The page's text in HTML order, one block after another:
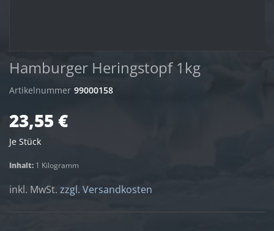
Hamburger Heringstopf 1kg
Artikelnummer 99000158
23,55 €
Je Stück
Inhalt: 1 Kilogramm
inkl. MwSt. zzgl. Versandkosten